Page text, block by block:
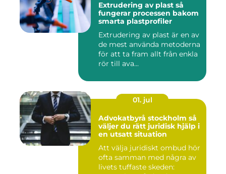
Extrudering av plast så
fungerar processen bakom
smarta plastprofiler
Extrudering av plast är en av
de mest använda metoderna
för att ta fram allt från enkla
rör till ava...
01. jul
Advokatbyrå stockholm så
väljer du rätt juridisk hjälp i
en utsatt situation
Att välja juridiskt ombud hör
ofta samman med några av
livets tuffaste skeden: